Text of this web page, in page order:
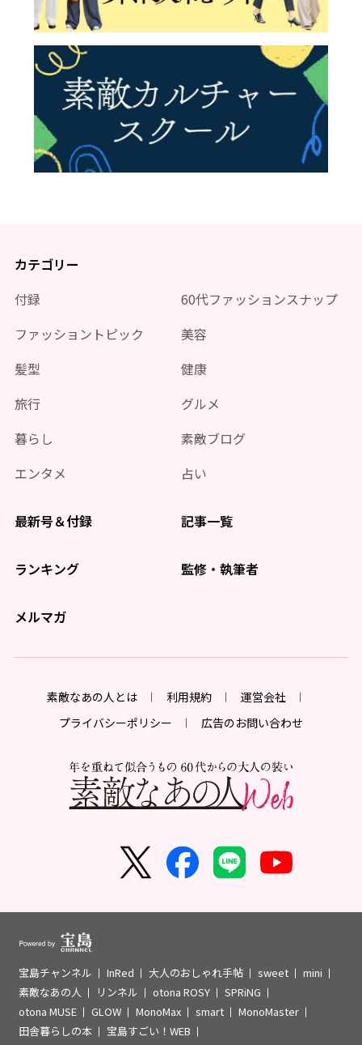
カテゴリー
付録
60代ファッションスナップ
ファッショントピック
美容
髪型
健康
旅行
グルメ
暮らし
素敵ブログ
エンタメ
占い
最新号＆付録 記事一覧
ランキング 監修・執筆者
メルマガ
素敵なあの人とは 利用規約
運営会社
プライバシーポリシー
広告のお問い合わせ
宝島チャンネル InRed 大人のおしゃれ手帖 sweet
mini
素敵なあの人
リンネル otona ROSY
SPRiNG
otona MUSE
GLOW MonoMax smart
MonoMaster
田舎暮らしの本
宝島すごい！WEB